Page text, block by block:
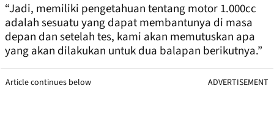
“Jadi, memiliki pengetahuan tentang motor 1.000cc
adalah sesuatu yang dapat membantunya di masa
depan dan setelah tes, kami akan memutuskan apa
yang akan dilakukan untuk dua balapan berikutnya.”
Article continues below ADVERTISEMENT